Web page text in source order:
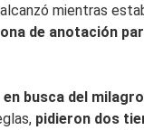
mientras
de anotación
busca del milagro
pidieron dos